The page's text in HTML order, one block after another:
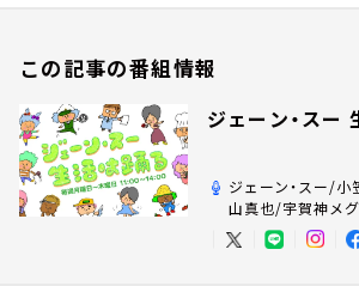
この記事の番組情報
ジェーン・スー
ジェーン・スー/
山真也/宇賀神メ